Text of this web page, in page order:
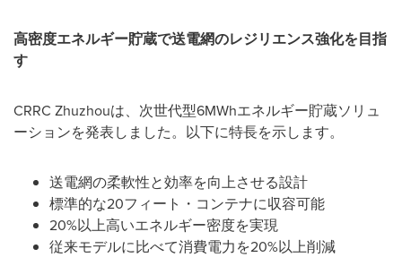
高密度エネルギー貯蔵で送電網のレジリエンス強化を目指
す
CRRC Zhuzhouは、次世代型6MWhエネルギー貯蔵ソリュ
ーションを発表しました。以下に特長を示します。
送電網の柔軟性と効率を向上させる設計
標準的な20フィート・コンテナに収容可能
20%以上高いエネルギー密度を実現
従来モデルに比べて消費電力を20%以上削減